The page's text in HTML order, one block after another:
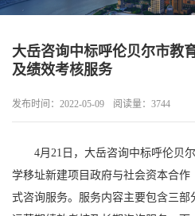
大岳咨询中标呼伦贝尔市教
及绩效考核服务
发布时间：2022-05-09 阅读量：3744
4月21日，大岳咨询中标呼伦贝
学移址新建项目政府与社会资本合作
式咨询服务。服务内容主要包含三部